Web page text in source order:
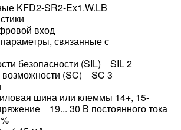
KFD2-SR2-Ex1.W.LB
вход
связанные с
безопасности (SIL) SIL 2
возможности (SC) SC 3
шина или клеммы 14+, 15-
19... 30 В постоянного тока